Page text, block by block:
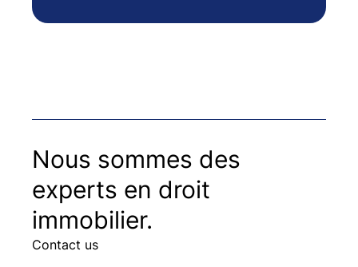
Nous sommes des
experts en droit
immobilier.
Contact us